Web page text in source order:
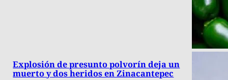
Explosión de presunto polvorín deja un
muerto y dos heridos en Zinacantepec